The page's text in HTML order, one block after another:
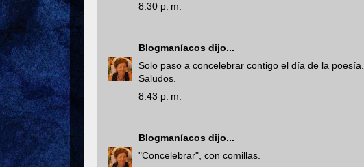
8:30 p. m.
Blogmaníacos dijo...
Solo paso a concelebrar contigo el día de la poesía.
Saludos.
8:43 p. m.
Blogmaníacos dijo...
"Concelebrar", con comillas.